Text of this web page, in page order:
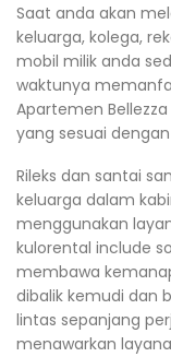
Saat anda akan
keluarga, kolega,
mobil milik anda
waktunya
Apartemen
yang sesuai
Rileks dan santai
keluarga dalam
menggunakan
kulorental include
membawa
dibalik kemudi dan
lintas sepanjang
menawarkan